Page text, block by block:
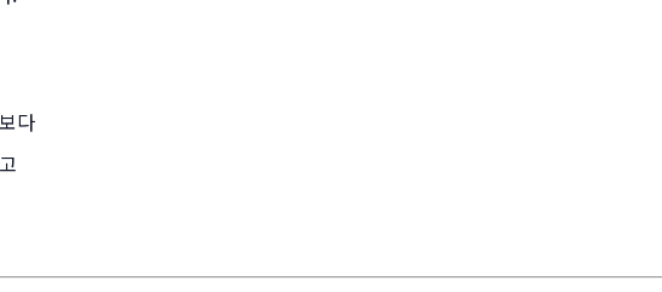
다